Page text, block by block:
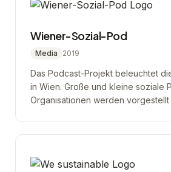
Wiener-Sozial-Pod
Media 2019
Das Podcast-Projekt beleuchtet
in Wien. Große und kleine soziale
Organisationen werden